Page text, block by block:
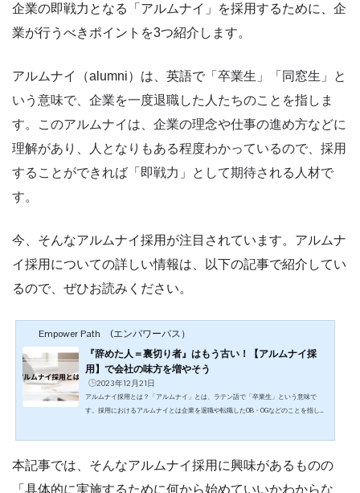
企業の即戦力となる「アルムナイ」を採用するために、企
業が行うべきポイントを3つ紹介します。
アルムナイ（alumni）は、英語で 「卒業生」「同窓生」と
いう意味で、企業を一度退職した人たちのことを指しま
す。このアルムナイは、企業の理念や仕事の進め方などに
理解があり、人となりもある程度わかっているので、採用
することができれば「即戦力」として期待される人材で
す。
今、そんなアルムナイ採用が注目されています。アルムナ
イ採用についての詳しい情報は、以下の記事で紹介してい
るので、ぜひお読みください。
Empower Path (エンパワーパス）
『辞めた人＝裏切り者』はもう古い！【アルムナイ採
用】で会社の味方を増やそう
2023年12月21日
アルムナイ採用とは？「アルムナイ」とは、ラテン語で「卒業生」という意味で
す。採用におけるアルムナイとは企業を退職や転職したOB・OGなどのことを指し、
り再び雇用することをアルムナイ採用と呼びます。アルムナイ採用が注目されてい
本記事では、そんなアルムナイ採用に興味があるものの
「具体的に実施するために何から始めていいかわからな